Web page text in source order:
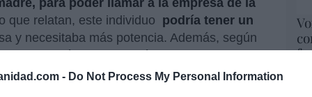
- Do Not Process My Personal Information
para poder llamar a la empresa de la
que relatan, este individuo
podría tener un
y necesitaba más potencia. Además, según
que están viviendo más personas en ese
ruidos y gritos a altas horas de la